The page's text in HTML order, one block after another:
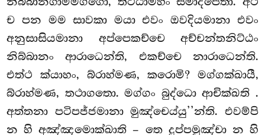
ච පන මම සාවකා මයා එවං ඔවදියමානා එවං
අනුසාසියමානා අප්පෙකච්චෙ අච්චන්තනිට්ඨං
නිබ්බානං ආරාධෙන්ති, එකච්චෙ නාරාධෙන්ති.
එත්ථ ක්යාහං, බ්රාහ්මණ, කරොමි? මග්ගක්ඛායී,
බ්රාහ්මණ, තථාගතො. මග්ගං බුද්ධො ආචික්ඛති .
අත්තනා පටිපජ්ජමානා මුඤ්චෙය්යු’’න්ති. එවම්පි
න හි අඤ්ඤමොක්ඛාති – තෙ දුප්පමුඤ්චා න හි